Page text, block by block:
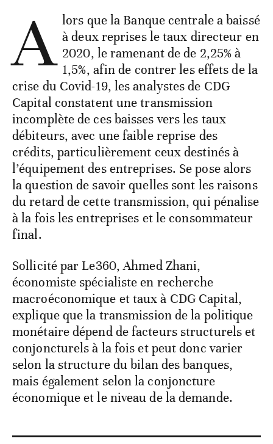
A lors que la Banque centrale a baissé
à deux reprises le taux directeur en
2020, le ramenant de de 2,25% à
1,5%, afin de contrer les effets de la
crise du Covid-19, les analystes de CDG
Capital constatent une transmission
incomplète de ces baisses vers les taux
débiteurs, avec une faible reprise des
crédits, particulièrement ceux destinés à
l’équipement des entreprises. Se pose alors
la question de savoir quelles sont les raisons
du retard de cette transmission, qui pénalise
à la fois les entreprises et le consommateur
final.
Sollicité par Le360, Ahmed Zhani,
économiste spécialiste en recherche
macroéconomique et taux à CDG Capital,
explique que la transmission de la politique
monétaire dépend de facteurs structurels et
conjoncturels à la fois et peut donc varier
selon la structure du bilan des banques,
mais également selon la conjoncture
économique et le niveau de la demande.